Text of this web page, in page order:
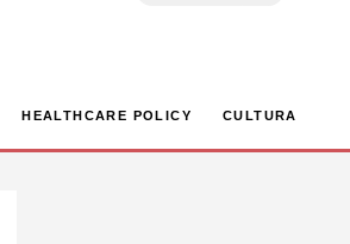
HEALTHCARE POLICY CULTURA